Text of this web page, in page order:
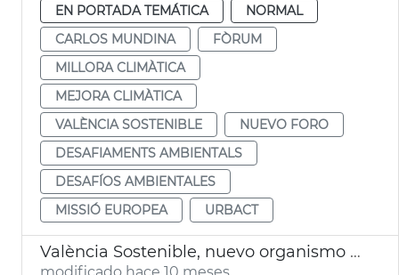
EN PORTADA TEMÁTICA
NORMAL
CARLOS MUNDINA
FÒRUM
MILLORA CLIMÀTICA
MEJORA CLIMÀTICA
VALÈNCIA SOSTENIBLE
NUEVO FORO
DESAFIAMENTS AMBIENTALS
DESAFÍOS AMBIENTALES
MISSIÓ EUROPEA
URBACT
València Sostenible, nuevo organismo autónomo
modificado hace 10 meses